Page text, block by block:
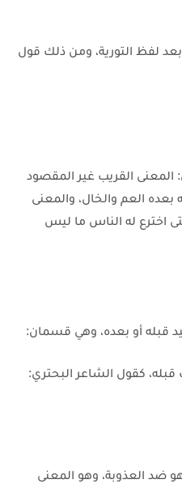
بعد لفظ التورية، ومن ذلك قول
المعنى القريب غير المقصود
بعده العم والخال، والمعنى
اخترع له الناس ما ليس
قبله أو بعده، وهي قسمان:
قبله، كقول الشاعر البحتري:
ضد العذوبة، وهو المعنى